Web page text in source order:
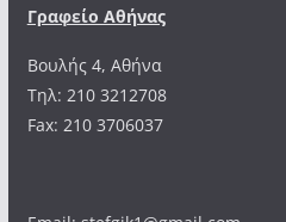
Γραφείο Αθήνας
Βουλής 4, Αθήνα
Τηλ: 210 3212708
Fax: 210 3706037